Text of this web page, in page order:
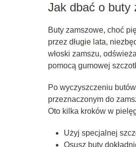
Jak dbać o buty
Buty zamszowe, choć
przez długie lata,
włoski zamszu,
pomocą gumowej
Po wyczyszczeniu
przeznaczonym do
Oto kilka kroków w
Użyj specjalnej
Osusz buty